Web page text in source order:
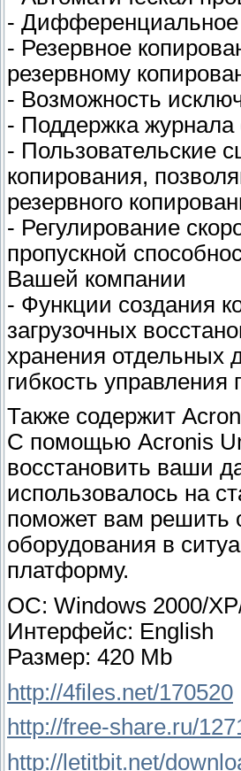
- Дифференциальное
- Резервное
резервному
- Возможность
- Поддержка
- Пользовательские
копирования,
резервного
- Регулирование
пропускной
Вашей компании
- Функции создания
загрузочных
хранения отдельных
гибкость
Также содержит
C помощью Acronis
восстановить ваши
использовалось на
поможет вам решить
оборудования в
платформу.
ОС: Windows 2000/
Интерфейс: English
Размер: 420 Mb
http://4files.net/170520
http://free-share.ru/
http://letitbit.net/